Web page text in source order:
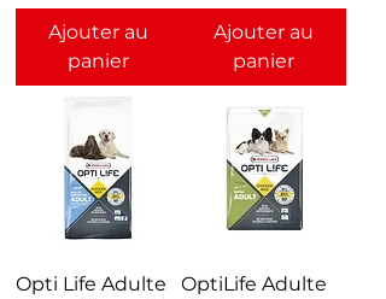
Ajouter au
panier
Ajouter au
panier
Opti Life Adulte
OptiLife Adulte